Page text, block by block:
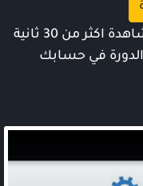
بعد الضغط على الزر التالي : يجب مشاهدة اكثر من 30 ثانية
في حسابك